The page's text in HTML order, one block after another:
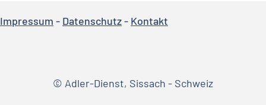
© Adler-Dienst, Sissach - Schweiz
Impressum - Datenschutz- Kontakt